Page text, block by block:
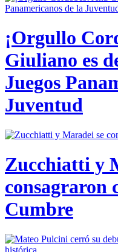
¡Orgullo
Giuliano es
Juegos
Juventud
Zucchiatti y
consagraron
Cumbre